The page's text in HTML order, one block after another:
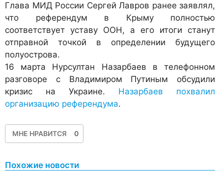
Глава МИД России Сергей Лавров ранее заявлял,
что референдум в Крыму полностью
соответствует уставу ООН, а его итоги станут
отправной точкой в определении будущего
полуострова.
16 марта Нурсултан Назарбаев в телефонном
разговоре с Владимиром Путиным обсудили
кризис на Украине. Назарбаев похвалил
организацию референдума.
МНЕ НРАВИТСЯ 0
Похожие новости